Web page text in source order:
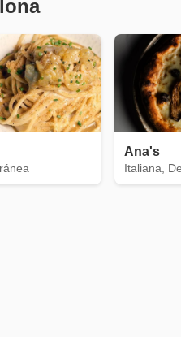
Ana's
Italiana,